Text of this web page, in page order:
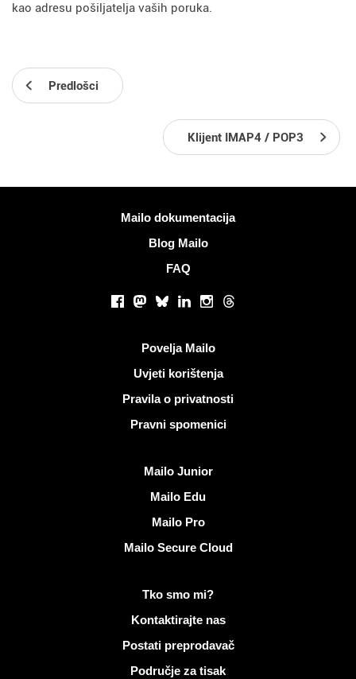
kao adresu pošiljatelja vaših poruka.
Predlošci
Klijent IMAP4 / POP3
Mailo dokumentacija
Blog Mailo
FAQ
Facebook
Mastodon
BlueskyLinkedInInstagram
Threads
Povelja Mailo
Uvjeti korištenja
Pravila o privatnosti
Pravni spomenici
Mailo Junior
Mailo Edu
Mailo Pro
Mailo Secure Cloud
Više informacija na MailoTko smo mi?
Kontaktirajte nas
Postati preprodavač
Područje za tisak